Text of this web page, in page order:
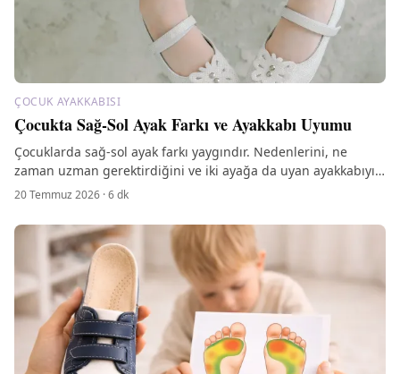
ÇOCUK AYAKKABISI
Çocukta Sağ-Sol Ayak Farkı ve Ayakkabı Uyumu
Çocuklarda sağ-sol ayak farkı yaygındır. Nedenlerini, ne
zaman uzman gerektirdiğini ve iki ayağa da uyan ayakkabıyı
nasıl seçeceğinizi anlatıyoruz.
20 Temmuz 2026 ·6dk